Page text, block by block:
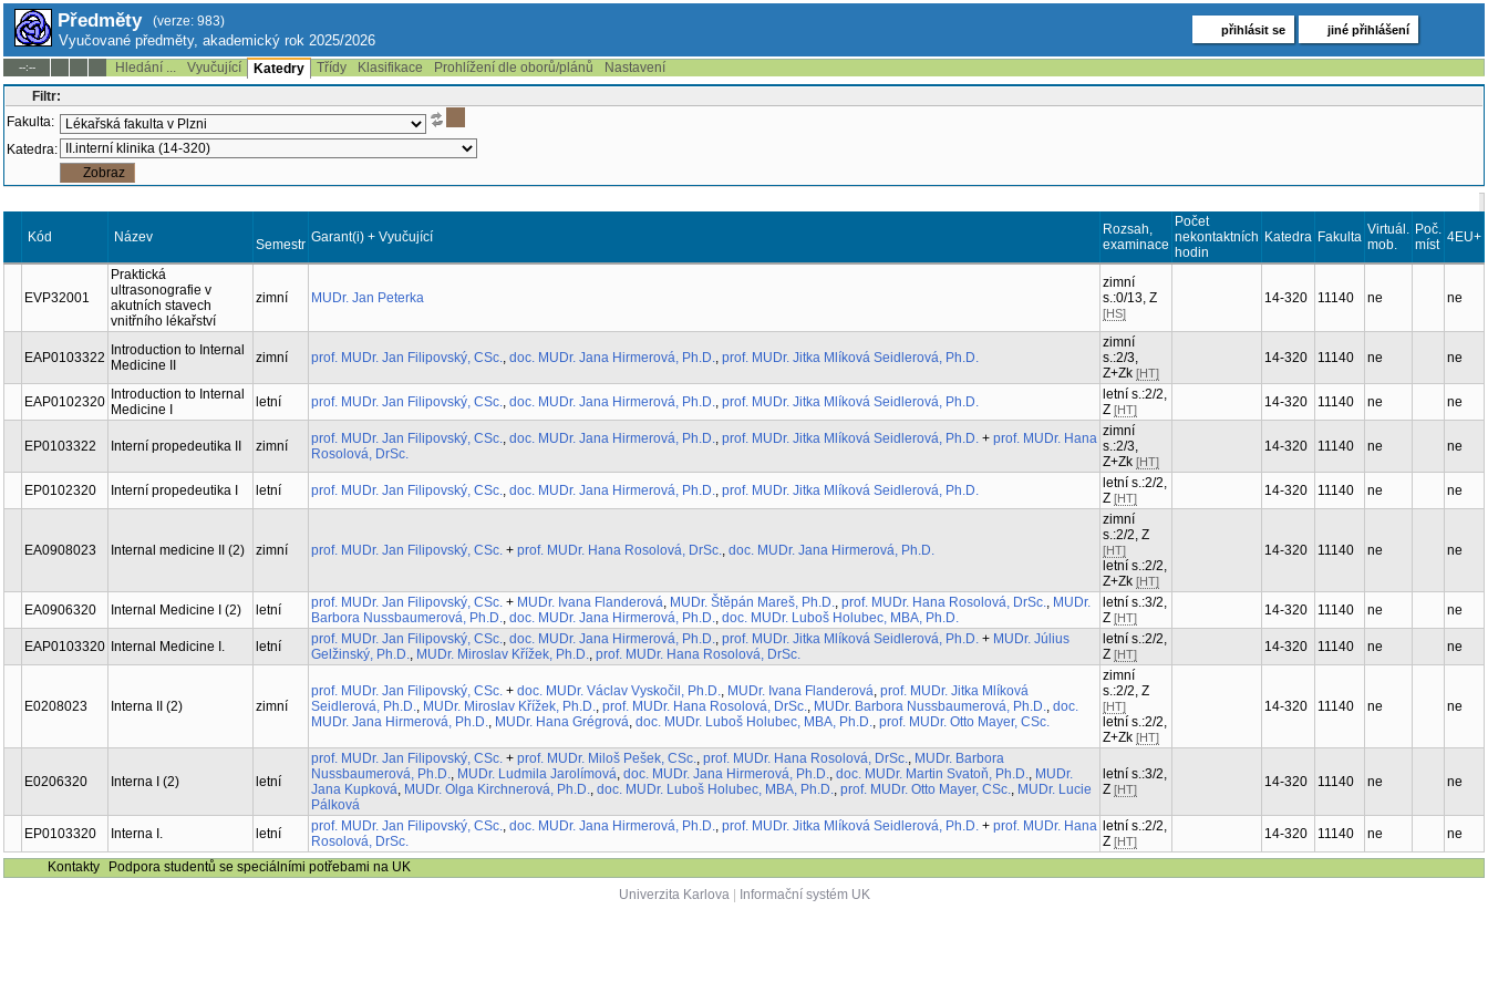
Předměty (verze: 983)
Vyučované předměty, akademický rok 2025/2026
přihlásit se jiné přihlášení
--:-- Hledání ... Vyučující Katedry Třídy Klasifikace Prohlížení dle oborů/plánů
Nastavení
Filtr:
Fakulta:
Katedra:
Kód Název Semestr Garant(i) + Vyučující
Rozsah,
examinace
Počet
nekontaktních
hodin
Katedra Fakulta Virtuál.
mob.
Poč.
míst 4EU+
EVP32001
Praktická
ultrasonografie v
akutních stavech
vnitřního lékařství
zimní MUDr. Jan Peterka
zimní
s.:0/13, Z
[HS]
14-320 11140 ne ne
EAP0103322 Introduction to Internal
Medicine II
zimní prof. MUDr. Jan Filipovský, CSc.,doc. MUDr. Jana Hirmerová, Ph.D.,prof. MUDr. Jitka Mlíková Seidlerová, Ph.D.
zimní
s.:2/3,
Z+Zk [HT]
14-320 11140 ne ne
EAP0102320 Introduction to Internal
Medicine I
letní prof. MUDr. Jan Filipovský, CSc.,doc. MUDr. Jana Hirmerová, Ph.D.,prof. MUDr. Jitka Mlíková Seidlerová, Ph.D.
letní s.:2/2,
Z [HT] 14-320 11140 ne ne
EP0103322 Interní propedeutika II zimní prof. MUDr. Jan Filipovský, CSc.,doc. MUDr. Jana Hirmerová, Ph.D.,prof. MUDr. Jitka Mlíková Seidlerová, Ph.D.+prof. MUDr.
Hana Rosolová, DrSc.
zimní
s.:2/3,
Z+Zk [HT]
14-320 11140 ne ne
EP0102320 Interní propedeutika I letní prof. MUDr. Jan Filipovský, CSc.,doc. MUDr. Jana Hirmerová, Ph.D.,prof. MUDr. Jitka Mlíková Seidlerová, Ph.D.
letní s.:2/2,
Z [HT] 14-320 11140 ne ne
EA0908023 Internal medicine II (2) zimní prof. MUDr. Jan Filipovský, CSc.+prof. MUDr. Hana Rosolová, DrSc.,doc. MUDr. Jana Hirmerová, Ph.D.
zimní
s.:2/2, Z
[HT]
letní s.:2/2,
Z+Zk [HT]
14-320 11140 ne ne
EA0906320 Internal Medicine I (2) letní prof. MUDr. Jan Filipovský, CSc.+MUDr. Ivana Flanderová,MUDr. Štěpán Mareš, Ph.D.,prof. MUDr. Hana Rosolová, DrSc.,
MUDr. Barbora Nussbaumerová, Ph.D.,doc. MUDr. Jana Hirmerová, Ph.D.,doc. MUDr. Luboš Holubec, MBA, Ph.D.
letní s.:3/2,
Z [HT] 14-320 11140 ne ne
EAP0103320 Internal Medicine I. letní prof. MUDr. Jan Filipovský, CSc.,doc. MUDr. Jana Hirmerová, Ph.D. ,prof. MUDr. Jitka Mlíková Seidlerová, Ph.D.+MUDr. Július
Gelžinský, Ph.D.,MUDr. Miroslav Křížek, Ph.D.,prof. MUDr. Hana Rosolová, DrSc.
letní s.:2/2,
Z[HT] 14-320 11140 ne ne
E0208023 Interna II (2) zimní
prof. MUDr. Jan Filipovský, CSc.+doc. MUDr. Václav Vyskočil, Ph.D.,MUDr. Ivana Flanderová,prof. MUDr. Jitka Mlíková
Seidlerová, Ph.D.,MUDr. Miroslav Křížek, Ph.D.,prof. MUDr. Hana Rosolová, DrSc., MUDr. Barbora Nussbaumerová, Ph.D.,doc.
MUDr. Jana Hirmerová, Ph.D. , MUDr. Hana Grégrová,doc. MUDr. Luboš Holubec, MBA, Ph.D. ,prof. MUDr. Otto Mayer, CSc.
zimní
s.:2/2, Z
[HT]
letní s.:2/2,
Z+Zk[HT]
14-320 11140 ne ne
E0206320 Interna I (2) letní
prof. MUDr. Jan Filipovský, CSc.+prof. MUDr. Miloš Pešek, CSc.,prof. MUDr. Hana Rosolová, DrSc.,MUDr. Barbora
Nussbaumerová, Ph.D.,MUDr. Ludmila Jarolímová,doc. MUDr. Jana Hirmerová, Ph.D.,doc. MUDr. Martin Svatoň, Ph.D., MUDr.
Jana Kupková , MUDr. Olga Kirchnerová, Ph.D.,doc. MUDr. Luboš Holubec, MBA, Ph.D. ,prof. MUDr. Otto Mayer, CSc. , MUDr.
Lucie Pálková
letní s.:3/2,
Z [HT] 14-320 11140 ne ne
prof. MUDr. Jan Filipovský, CSc. doc. MUDr. Jana Hirmerová, Ph.D. prof. MUDr. Jitka Mlíková Seidlerová, Ph.D.
Hana Rosolová, DrSc.
letní s.:2/2,
Z[HT]
Kontakty Podpora studentů se speciálními potřebami na UK
| Informační systém UK